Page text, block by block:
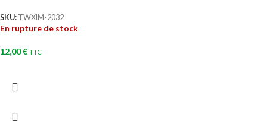
SKU: TWXIM-2032
En rupture de stock
12,00€ TTC